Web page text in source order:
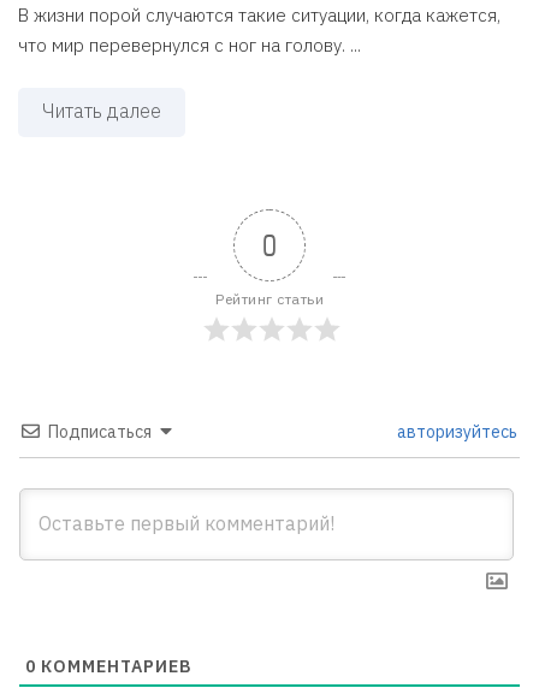
В жизни порой случаются такие ситуации, когда кажется,
что мир перевернулся с ног на голову. ...
Читать далее
0
Рейтинг статьи
Подписаться авторизуйтесь
0 КОММЕНТАРИЕВ